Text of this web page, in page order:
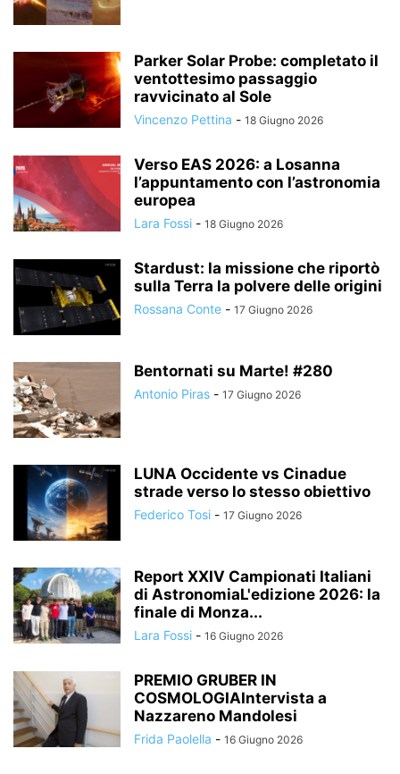
Parker Solar Probe: completato il
ventottesimo passaggio
ravvicinato al Sole
Vincenzo Pettina - 18 Giugno 2026
Verso EAS 2026: a Losanna
l’appuntamento con l’astronomia
europea
Lara Fossi - 18 Giugno 2026
Stardust: la missione che riportò
sulla Terra la polvere delle origini
Rossana Conte - 17 Giugno 2026
Bentornati su Marte! #280
Antonio Piras - 17 Giugno 2026
LUNA Occidente vs Cinadue
strade verso lo stesso obiettivo
Federico Tosi - 17 Giugno 2026
Report XXIV Campionati Italiani
di AstronomiaL'edizione 2026: la
finale di Monza...
Lara Fossi - 16 Giugno 2026
PREMIO GRUBER IN
COSMOLOGIAIntervista a
Nazzareno Mandolesi
Frida Paolella - 16 Giugno 2026